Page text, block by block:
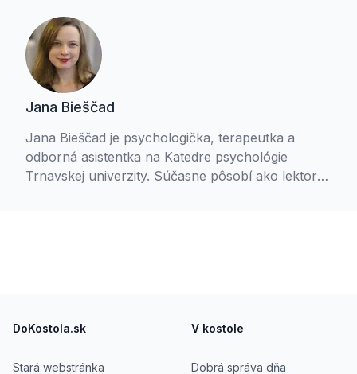
Jana Bieščad
Jana Bieščad je psychologička, terapeutka a
odborná asistentka na Katedre psychológie
Trnavskej univerzity. Súčasne pôsobí ako lektorka
DoKostola.sk
Stará webstránka
V kostole
Dobrá správa dňa